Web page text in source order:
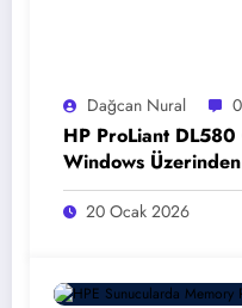
Dağcan Nural 0
HP ProLiant
Windows
Stratejileri
20 Ocak 2026